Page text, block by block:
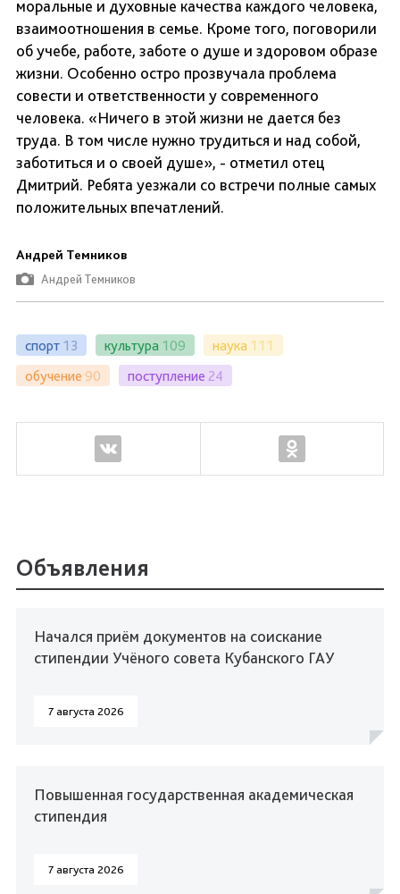
моральные и духовные качества каждого человека,
взаимоотношения в семье. Кроме того, поговорили
об учебе, работе, заботе о душе и здоровом образе
жизни. Особенно остро прозвучала проблема
совести и ответственности у современного
человека. «Ничего в этой жизни не дается без
труда. В том числе нужно трудиться и над собой,
заботиться и о своей душе», - отметил отец
Дмитрий. Ребята уезжали со встречи полные самых
положительных впечатлений.
Андрей Темников
Андрей Темников
спорт 13 культура 109 наука 111
обучение 90 поступление 24
Объявления
Начался приём документов на соискание
стипендии Учёного совета Кубанского ГАУ
7 августа 2026
Повышенная государственная академическая
стипендия
7 августа 2026